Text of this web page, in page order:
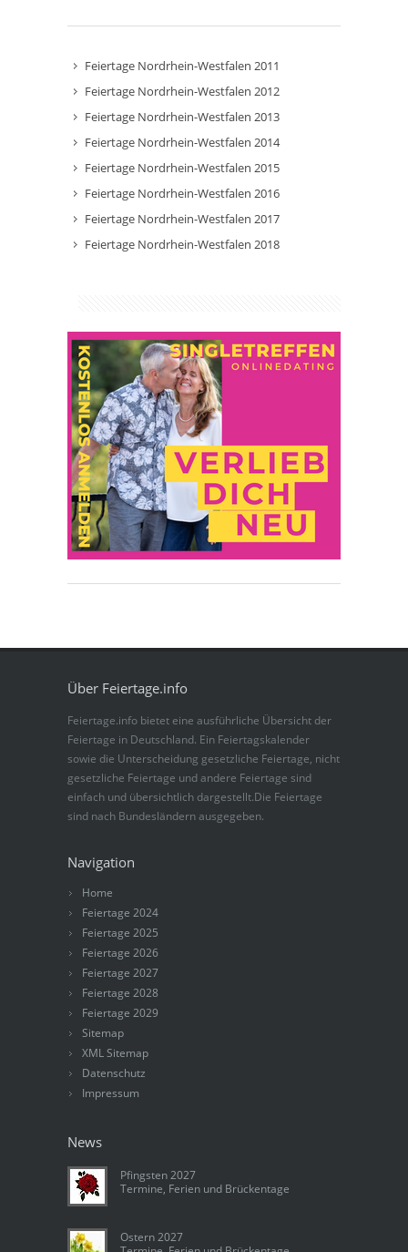
Feiertage Nordrhein-Westfalen 2011
Feiertage Nordrhein-Westfalen 2012
Feiertage Nordrhein-Westfalen 2013
Feiertage Nordrhein-Westfalen 2014
Feiertage Nordrhein-Westfalen 2015
Feiertage Nordrhein-Westfalen 2016
Feiertage Nordrhein-Westfalen 2017
Feiertage Nordrhein-Westfalen 2018
Über Feiertage.info
Feiertage.info bietet eine ausführliche Übersicht der
Feiertage in Deutschland. Ein Feiertagskalender
sowie die Unterscheidung gesetzliche Feiertage, nicht
gesetzliche Feiertage und andere Feiertage sind
einfach und übersichtlich dargestellt.Die Feiertage
sind nach Bundesländern ausgegeben.
Navigation
Home
Feiertage 2024
Feiertage 2025
Feiertage 2026
Feiertage 2027
Feiertage 2028
Feiertage 2029
Sitemap
XML Sitemap
Datenschutz
Impressum
News
Pfingsten 2027
Termine, Ferien und Brückentage
Ostern 2027